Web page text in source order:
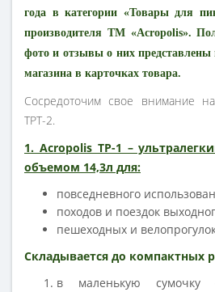
года в категории «Товары для
производителя ТМ «Acropolis».
фото и отзывы о них представлены
магазина в карточках товара.
Сосредоточим свое внимание
ТРТ-2.
1. Acropolis ТР-1 –
объемом 14,3л для:
повседневного
походов и поездок
пешеходных и
Складывается до компактных
в маленькую сумочку